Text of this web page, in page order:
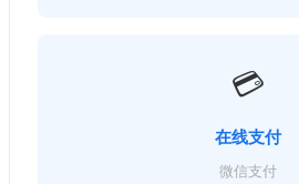
💳
在线支付
微信支付